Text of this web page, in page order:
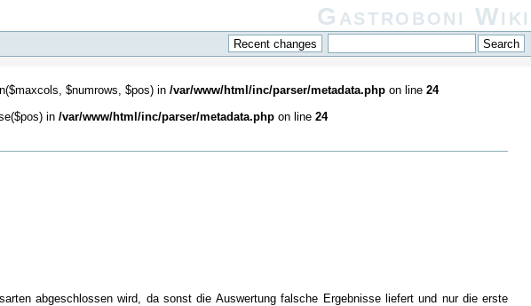
Gastroboni Wiki
$numrows, $pos) in /var/www/html/inc/parser/metadata.phpon line 24
in /var/www/html/inc/parser/metadata.phpon line 24
abgeschlossen wird, da sonst die Auswertung falsche Ergebnisse liefert und nur die erste